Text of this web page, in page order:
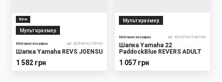
New
Мультиразмер
Мотоаксессуары art. B25RV321B700
Шапка Yamaha REVS JOENSU
1 582 грн
Мультиразмер
Мотоаксессуары art. N22FH314E100
Шапка Yamaha 22
PaddockBlue REVERS ADULT
1 057 грн